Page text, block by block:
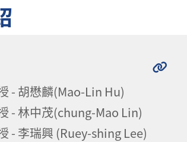
- 胡懋麟(Mao-Lin Hu)
- 林中茂(chung-Mao Lin)
- 李瑞興 (Ruey-shing Lee)